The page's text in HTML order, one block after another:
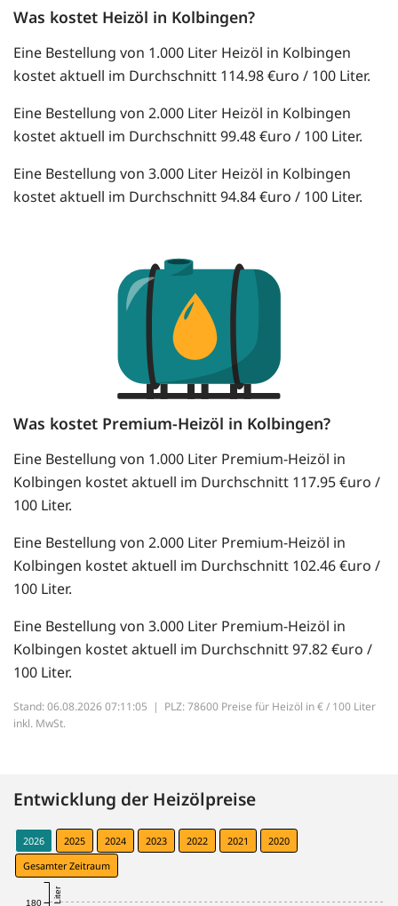
Was kostet Heizöl in Kolbingen?
Eine Bestellung von 1.000 Liter Heizöl in Kolbingen
kostet aktuell im Durchschnitt 114.98 €uro / 100 Liter.
Eine Bestellung von 2.000 Liter Heizöl in Kolbingen
kostet aktuell im Durchschnitt 99.48 €uro / 100 Liter.
Eine Bestellung von 3.000 Liter Heizöl in Kolbingen
kostet aktuell im Durchschnitt 94.84 €uro / 100 Liter.
Was kostet Premium-Heizöl in Kolbingen?
Eine Bestellung von 1.000 Liter Premium-Heizöl in
Kolbingen kostet aktuell im Durchschnitt 117.95 €uro /
100 Liter.
Eine Bestellung von 2.000 Liter Premium-Heizöl in
Kolbingen kostet aktuell im Durchschnitt 102.46 €uro /
100 Liter.
Eine Bestellung von 3.000 Liter Premium-Heizöl in
Kolbingen kostet aktuell im Durchschnitt 97.82 €uro /
100 Liter.
Stand: 06.08.2026 07:11:05 | PLZ: 78600 Preise für Heizöl in € / 100 Liter
inkl. MwSt.
Entwicklung der Heizölpreise
2026 2025 2024 2023 2022 2021
2020
Gesamter Zeitraum
180